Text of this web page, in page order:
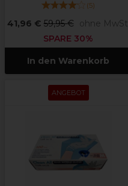
(5)
41,96 € 59,95 €
ohne MwSt.
SPARE 30%
In den Warenkorb
ANGEBOT